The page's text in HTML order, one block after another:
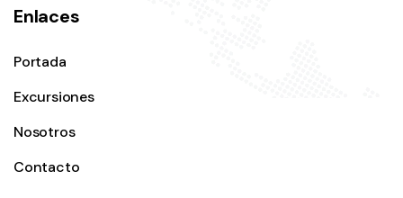
Enlaces
Portada
Excursiones
Nosotros
Contacto